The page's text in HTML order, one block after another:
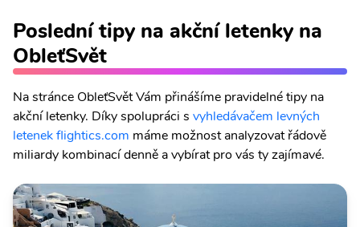
Poslední tipy na akční letenky na
ObleťSvět
Na stránce ObleťSvět Vám přinášíme pravidelné tipy na
akční letenky. Díky spolupráci s vyhledávačem levných
letenek flightics.com máme možnost analyzovat řádově
miliardy kombinací denně a vybírat pro vás ty zajímavé.